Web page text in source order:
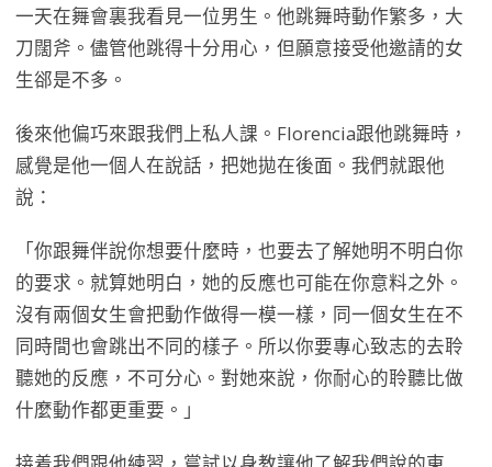
一天在舞會裏我看見一位男生。他跳舞時動作繁多，大
刀闊斧。儘管他跳得十分用心，但願意接受他邀請的女
生郤是不多。
後來他偏巧來跟我們上私人課。Florencia跟他跳舞時，
感覺是他一個人在說話，把她拋在後面。我們就跟他
說：
「你跟舞伴說你想要什麼時，也要去了解她明不明白你
的要求。就算她明白，她的反應也可能在你意料之外。
沒有兩個女生會把動作做得一模一樣，同一個女生在不
同時間也會跳出不同的樣子。所以你要專心致志的去聆
聽她的反應，不可分心。對她來說，你耐心的聆聽比做
什麼動作都更重要。」